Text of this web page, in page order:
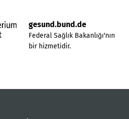
gesund.bund.de
Federal Sağlık Bakanlığı'nın
bir hizmetidir.